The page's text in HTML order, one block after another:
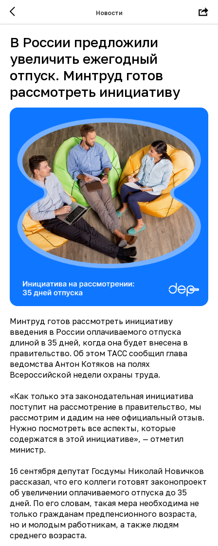
Новости
В России предложили
увеличить ежегодный
отпуск. Минтруд готов
рассмотреть инициативу
Минтруд готов рассмотреть инициативу
введения в России оплачиваемого отпуска
длиной в 35 дней, когда она будет внесена в
правительство. Об этом ТАСС сообщил глава
ведомства Антон Котяков на полях
Всероссийской недели охраны труда.
«Как только эта законодательная инициатива
поступит на рассмотрение в правительство, мы
рассмотрим и дадим на нее официальный отзыв.
Нужно посмотреть все аспекты, которые
содержатся в этой инициативе», — отметил
министр.
16 сентября депутат Госдумы Николай Новичков
рассказал, что его коллеги готовят законопроект
об увеличении оплачиваемого отпуска до 35
дней. По его словам, такая мера необходима не
только гражданам предпенсионного возраста,
но и молодым работникам, а также людям
среднего возраста.